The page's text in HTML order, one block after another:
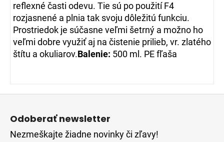
reflexné časti odevu. Tie sú po použití F4
rozjasnené a plnia tak svoju dôležitú funkciu.
Prostriedok je súčasne veľmi šetrný a možno ho
veľmi dobre využiť aj na čistenie prilieb, vr. zlatého
štítu a okuliarov.Balenie: 500 ml. PE fľaša
Z
Odoberať newsletter
Nezmeškajte žiadne novinky či zľavy!